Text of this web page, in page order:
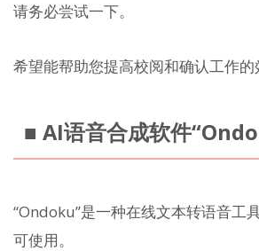
请务必尝试一下。
希望能帮助您提高校阅和确认工作的
■ AI语音合成软件
“Ondoku”是一种在线文本转语音工
可使用。